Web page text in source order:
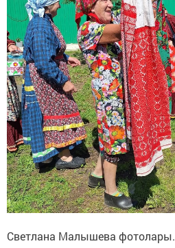
Светлана Малышева фотолары.